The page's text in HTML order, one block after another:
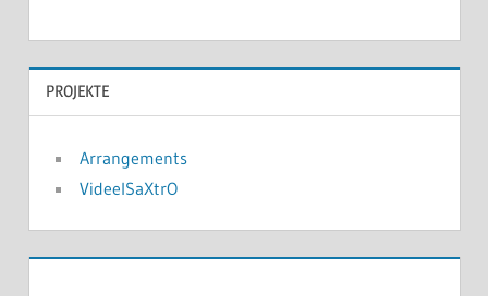
PROJEKTE
Arrangements
VideelSaXtrO